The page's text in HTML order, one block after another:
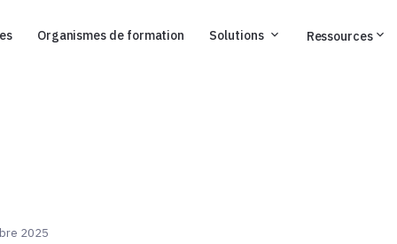
Organismes de formation Solutions Ressources
2025